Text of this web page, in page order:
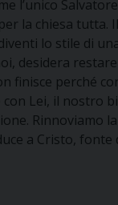
l’unico
la chiesa
lo stile di
desidera
finisce perché
Lei, il nostro
Rinnoviamo
a Cristo,